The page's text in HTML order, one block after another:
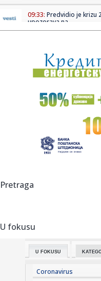
09:33: Predvidio je krizu
upozorava na...
09:32:Kurti, ističe ti rok?
09:27:Argentina uz
Ništa od
09:26:Argentina
mečevi"
09:25:
09:24: Filipine pogodio
Pretraga
U fokusu
U FOKUSU
Coronavirus